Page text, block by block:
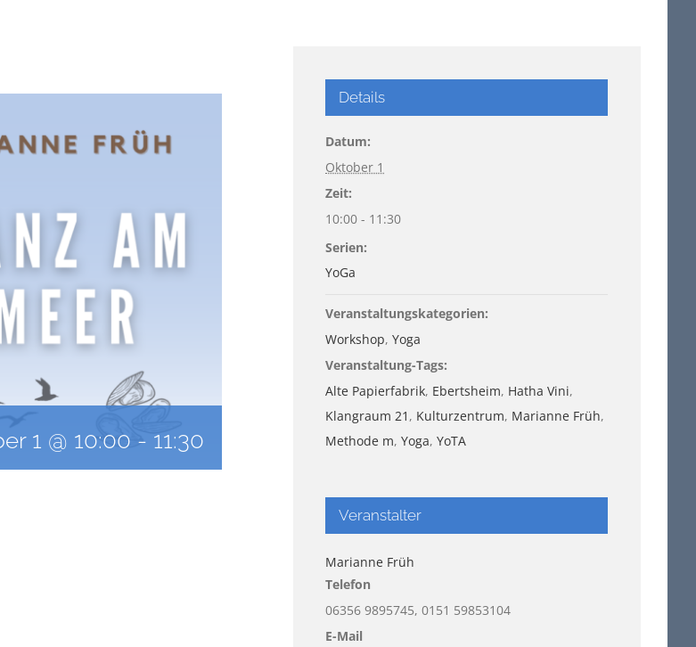
1 @ 10:00 - 11:30
Details
Datum:
Oktober 1
Zeit:
10:00 - 11:30
Serien:
YoGa
Veranstaltungskategorien:
Workshop,Yoga
Veranstaltung-Tags:
Alte Papierfabrik, Ebertsheim, Hatha Vini,
Klangraum 21 , Kulturzentrum, Marianne Früh,
Methode m,Yoga,YoTA
Veranstalter
Marianne Früh
Telefon
06356 9895745, 0151 59853104
E-Mail